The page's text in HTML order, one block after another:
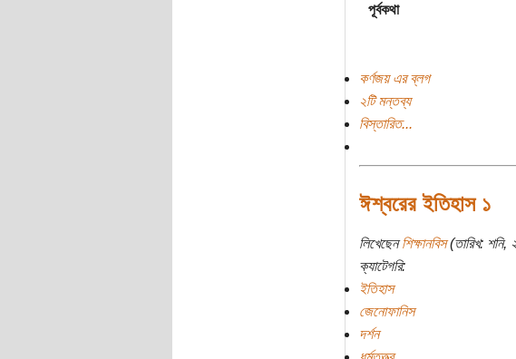
পূর্বকথা
কর্ণজয় এর ব্লগ
২টি মন্তব্য
বিস্তারিত...
ঈশ্বরের ইতিহাস ১
লিখেছেনশিক্ষানবিস(তারিখ: শনি,
ক্যাটেগরি:
ইতিহাস
জেনোফানিস
দর্শন